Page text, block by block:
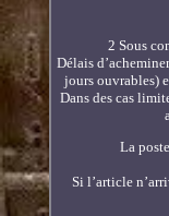
2 Sous
Délais
jours ouvrables)
Dans des cas
La
Si l’article